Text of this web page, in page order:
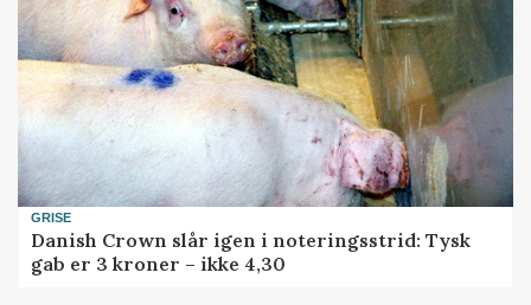
GRISE
Danish Crown slår igen i noteringsstrid: Tysk
gab er 3 kroner – ikke 4,30